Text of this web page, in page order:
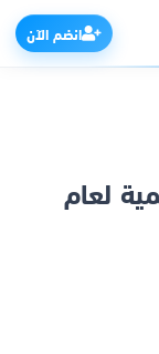
انضم الآن
لعام